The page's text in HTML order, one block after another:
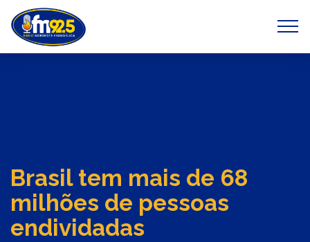
Previous Next
Brasil tem mais de 68
milhões de pessoas
endividadas